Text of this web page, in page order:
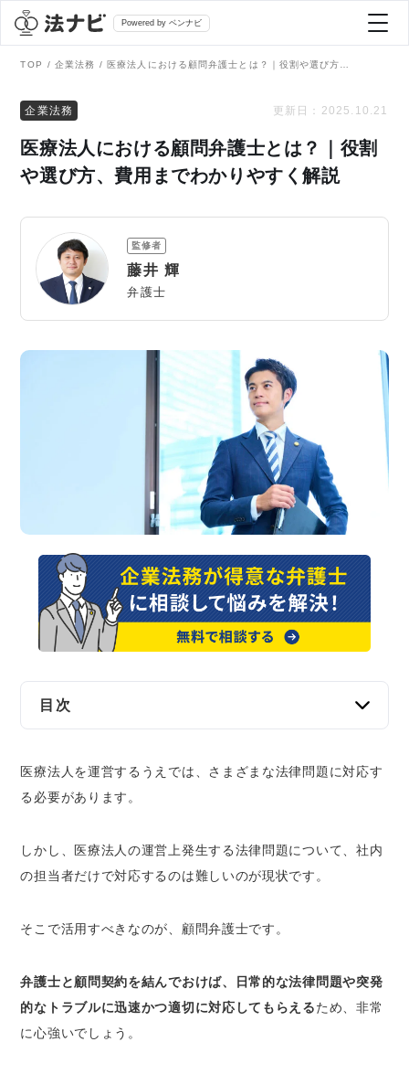
Powered by ベンナビ
全て
刑事事件
債務整理
債権回収
IT・ネット
企業法務
弁護士を探す
AI Search Premium
掲載をご検討の弁護士の方へ
TOP 企業法務
企業法務 更新日： 2025.10.21
医療法人における顧問弁護士とは？｜役割
や選び方、費用までわかりやすく解説
監修者
藤井 輝
弁護士
目次
予防と解決を任せられる存在
医療法人における顧問弁護士の主な役割
労務問題の予防と解決、相談対応
未払いとなった医療費の回収
ックまで
幅広い法律相談の対応
各種ハラスメントへの対策
厚生局の個別指導・監査への対策・対応
医療法人を運営するうえでは、さまざまな法律問題に対応す
る必要があります。
しかし、医療法人の運営上発生する法律問題について、社内
の担当者だけで対応するのは難しいのが現状です。
そこで活用すべきなのが、顧問弁護士です。
弁護士と顧問契約を結んでおけば、日常的な法律問題や突発
的なトラブルに迅速かつ適切に対応してもらえるため、非常
に心強いでしょう。